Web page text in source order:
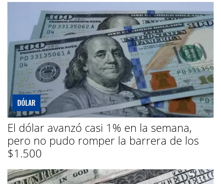
DÓLAR
El dólar avanzó casi 1% en la semana,
pero no pudo romper la barrera de los
$1.500